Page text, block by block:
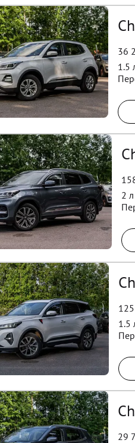
36
1.5
2
1.5
29